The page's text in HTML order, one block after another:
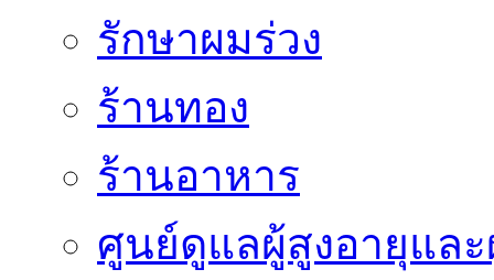
รักษาผมร่วง
ร้านทอง
ร้านอาหาร
ศูนย์ดูแลผู้สูงอายุแล